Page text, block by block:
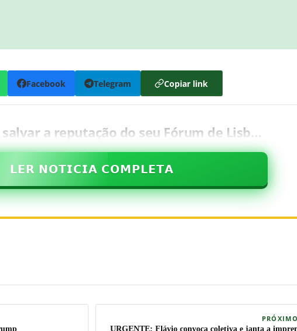
Facebook Telegram Copiar link
a reputação do seu Fórum de Lisb…
𝗟𝗘𝗥 𝗡𝗢𝗧𝗜𝗖𝗜𝗔 𝗖𝗢𝗠𝗣𝗟𝗘𝗧𝗔
PRÓXIMO
URGENTE: Flávio convoca coletiva e janta a